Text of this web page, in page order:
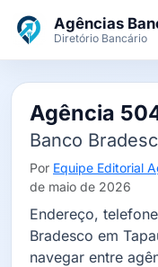
Agências
Diretório Bancário
Agência
Banco
Por Equipe Editorial
de maio de 2026
Endereço,
Bradesco em
navegar entre